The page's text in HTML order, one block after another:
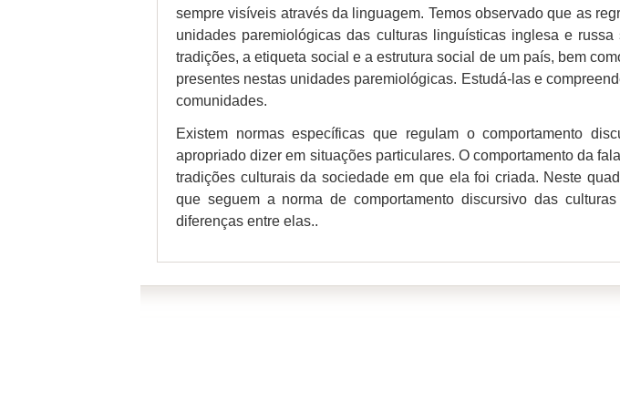
sempre visíveis através da linguagem. Temos observado que as
unidades paremiológicas das culturas linguísticas inglesa e
tradições, a etiqueta social e a estrutura social de um país, bem
presentes nestas unidades paremiológicas. Estudá-las e
comunidades.
Existem normas específicas que regulam o comportamento
apropriado dizer em situações particulares. O comportamento da
tradições culturais da sociedade em que ela foi criada. Neste
que seguem a norma de comportamento discursivo das
diferenças entre elas..